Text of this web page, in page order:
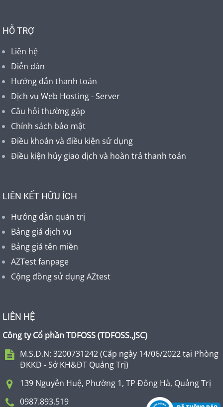
HỖ TRỢ
Liên hệ
Diễn đàn
Hướng dẫn thanh toán
Dịch vụ Web Hosting - Server
Câu hỏi thường gặp
Chính sách bảo mật
Điều khoản và điều kiện sử dụng
Điều kiện hủy giao dịch và hoàn trả thanh toán
LIÊN KẾT HỮU ÍCH
Hướng dẫn quản trị
Bảng giá dịch vụ
Bảng giá tên miền
AZTest fanpage
Cộng đồng sử dụng AZtest
LIÊN HỆ
Công ty Cổ phần TDFOSS (TDFOSS.,JSC)
M.S.D.N: 3200731242 (Cấp ngày 14/06/2022 tại Phòng
ĐKKD - Sở KH&ĐT Quảng Trị)
139 Nguyễn Huệ, Phường 1, TP Đông Hà, Quảng Trị
0987.893.519